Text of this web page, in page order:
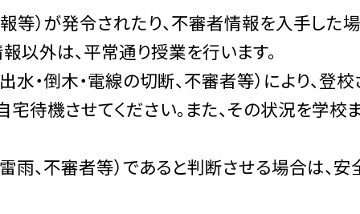
等）が発令されたり、不審者情報を入手した
以外は、平常通り授業を行います。
水・倒木・電線の切断、不審者等）により、登
待機させてください。また、その状況を学校
雨、不審者等）であると判断させる場合は、安